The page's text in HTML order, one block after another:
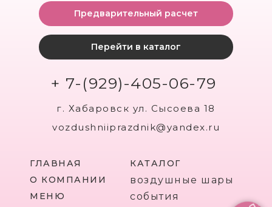
ГЛАВНАЯ
Перейти в каталог
Предварительный расчет
+ 7-(929)-405-06-79
г. Хабаровск ул. Сысоева 18
vozdushniiprazdnik@yandex.ru
О КОМПАНИИ
МЕНЮ
КАТАЛОГ
воздушные шары
события